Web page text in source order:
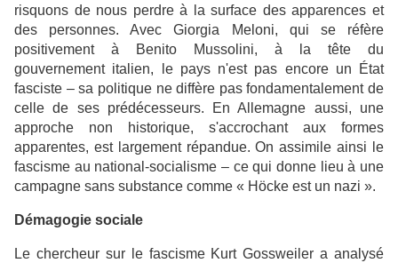
risquons de nous perdre à la surface des apparences et
des personnes. Avec Giorgia Meloni, qui se réfère
positivement à Benito Mussolini, à la tête du
gouvernement italien, le pays n'est pas encore un État
fasciste – sa politique ne diffère pas fondamentalement de
celle de ses prédécesseurs. En Allemagne aussi, une
approche non historique, s'accrochant aux formes
apparentes, est largement répandue. On assimile ainsi le
fascisme au national-socialisme – ce qui donne lieu à une
campagne sans substance comme « Höcke est un nazi ».
Démagogie sociale
Le chercheur sur le fascisme Kurt Gossweiler a analysé